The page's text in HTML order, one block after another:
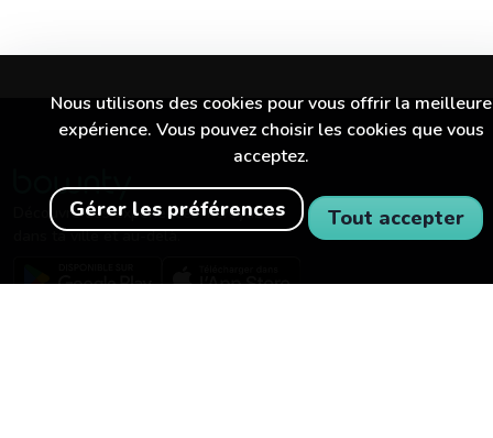
Nous utilisons des cookies pour vous offrir la meilleure
expérience. Vous pouvez choisir les cookies que vous
acceptez.
Gérer les préférences Tout accepter
Découvre des expériences incroyables
dans ta ville et au-delà.